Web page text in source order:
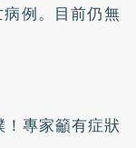
例。目前仍無
專家籲有症狀